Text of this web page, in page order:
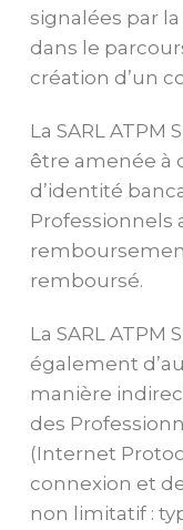
signalées par
dans le
création d’un
La SARL ATPM
être amenée à
d’identité
Professionnels
remboursé.
La SARL ATPM
également
manière
des
(Internet
connexion et
non limitatif :